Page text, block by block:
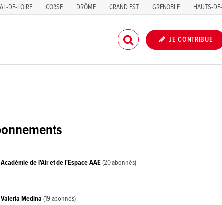
DE-LOIRE CORSE DRÔME GRAND EST GRENOBLE HAUTS-
JE CONTRIBUE
Académie de l'Air et de l'Espace AAE(20 abonnés)
Valeria Medina(19 abonnés)